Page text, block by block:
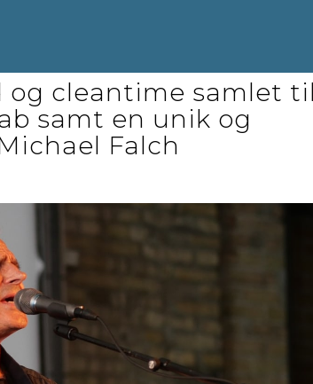
cleantime samlet til
samt en unik og
Falch